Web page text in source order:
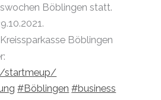
Böblingen statt.
Böblingen
startmeup/
#Böblingen #business